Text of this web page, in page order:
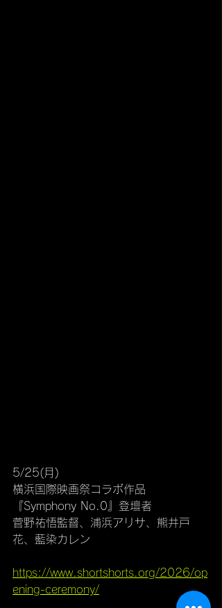
5/25(月)
横浜国際映画祭コラボ作品
『Symphony No.0』登壇者
菅野祐悟監督、浦浜アリサ、熊井戸
花、藍染カレン
https://www.shortshorts.org/2026/op
ening-ceremony/